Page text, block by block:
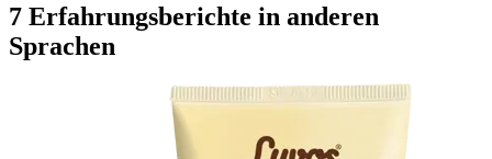
7 Erfahrungsberichte in anderen
Sprachen